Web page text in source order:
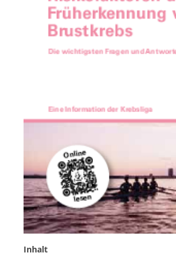
Deutsch
Italiano
Inhalt